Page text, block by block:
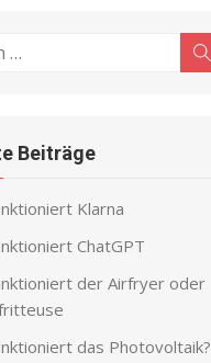
Beiträge
Klarna
ChatGPT
der Airfryer oder
das Photovoltaik?